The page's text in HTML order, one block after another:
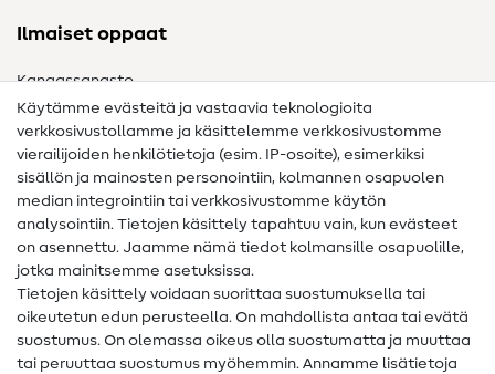
Ilmaiset oppaat
Kangassanasto
Ompelusanasto
Ompeluohjeet
Apua ja yhteystiedot
Yhteystiedot
Tietoa omistajanvaihdoksesta
Peruutusoikeus
Käytämme evästeitä ja vastaavia teknologioita
verkkosivustollamme ja käsittelemme verkkosivustomme
vierailijoiden henkilötietoja (esim. IP-osoite), esimerkiksi
sisällön ja mainosten personointiin, kolmannen osapuolen
median integrointiin tai verkkosivustomme käytön
analysointiin. Tietojen käsittely tapahtuu vain, kun evästeet
on asennettu. Jaamme nämä tiedot kolmansille osapuolille,
jotka mainitsemme asetuksissa.
Tietojen käsittely voidaan suorittaa suostumuksella tai
oikeutetun edun perusteella. On mahdollista antaa tai evätä
suostumus. On olemassa oikeus olla suostumatta ja muuttaa
tai peruuttaa suostumus myöhemmin. Annamme lisätietoja